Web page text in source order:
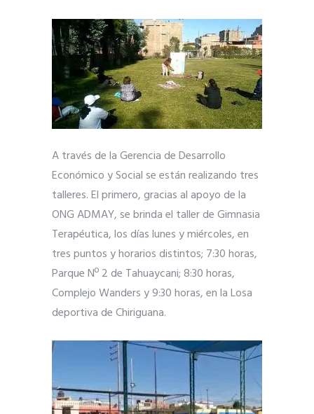
A través de la Gerencia de Desarrollo
Económico y Social se están realizando tres
talleres. El primero, gracias al apoyo de la
ONG ADMAY, se brinda el taller de Gimnasia
Terapéutica, los días lunes y miércoles, en
tres puntos y horarios distintos; 7:30 horas,
Parque Nº 2 de Tahuaycani; 8:30 horas,
Complejo Wanders y 9:30 horas, en la Losa
deportiva de Chiriguana.